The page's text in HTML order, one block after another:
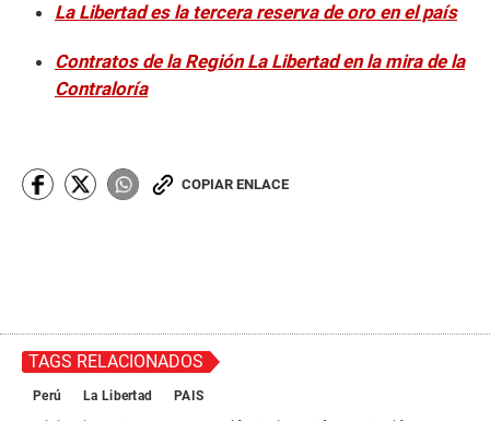
La Libertad es la tercera reserva de oro en el país
Contratos de la Región La Libertad en la mira de la
Contraloría
COPIAR ENLACE
TAGS RELACIONADOS
Perú La Libertad
PAIS